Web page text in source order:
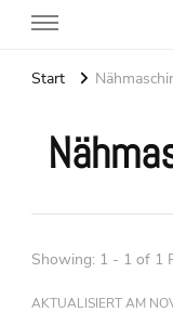
Start
Showing: 1 - 1 of 1
AKTUALISIERT AM